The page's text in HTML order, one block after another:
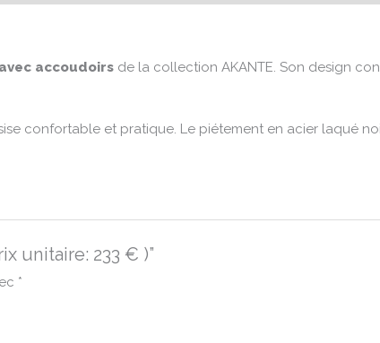
accoudoirs de la collection AKANTE. Son design
confortable et pratique. Le piétement en acier laqué
unitaire: 233 € )”
*